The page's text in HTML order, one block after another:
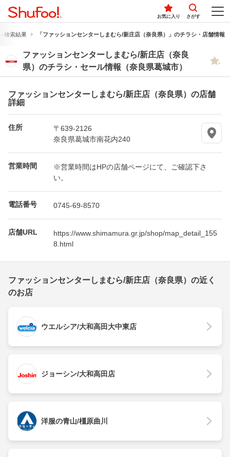
お気に入り さがす
検索結果 「ファッションセンターしまむら/新庄店（奈良県）」のチラシ・店舗情報
ファッションセンターしまむら/新庄店（奈良
県）のチラシ・セール情報（奈良県葛城市）
ファッションセンターしまむら/新庄店（奈良県）の店舗
詳細
住所
〒639-2126
奈良県葛城市南花内240
営業時間
※営業時間はHPの店舗ページにて、ご確認下さ
い。
電話番号 0745-69-8570
店舗URL
https://www.shimamura.gr.jp/shop/map_detail_155
8.html
ファッションセンターしまむら/新庄店（奈良県）の近く
のお店
ウエルシア/大和高田大中東店
ジョーシン/大和高田店
洋服の青山/橿原曲川